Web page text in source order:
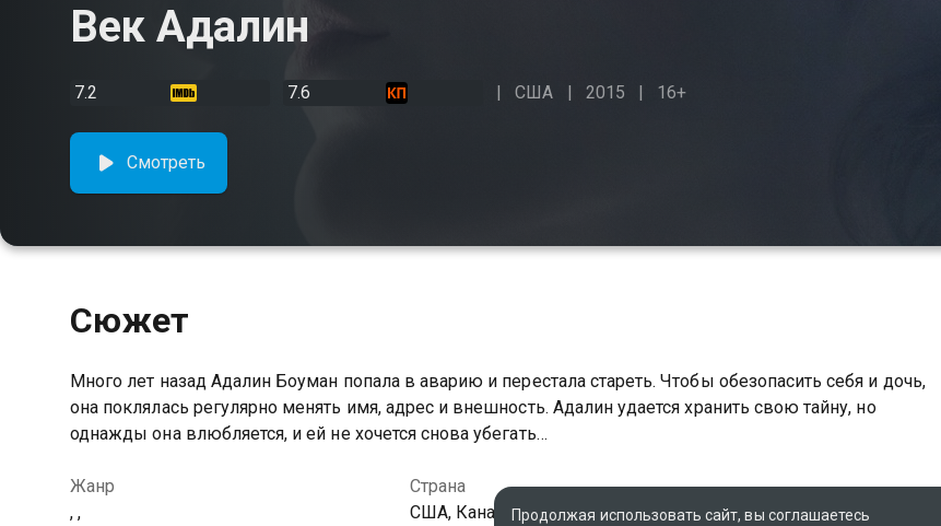
Век Адалин
7.2 7.6 США 2015 16+
Смотреть
Сюжет
Много лет назад Адалин Боуман попала в аварию и перестала стареть. Чтобы обезопасить себя и дочь,
она поклялась регулярно менять имя, адрес и внешность. Адалин удается хранить свою тайну, но
однажды она влюбляется, и ей не хочется снова убегать…
Жанр
, ,
Страна
США, КанадаПродолжая использовать сайт, вы соглашаетесь